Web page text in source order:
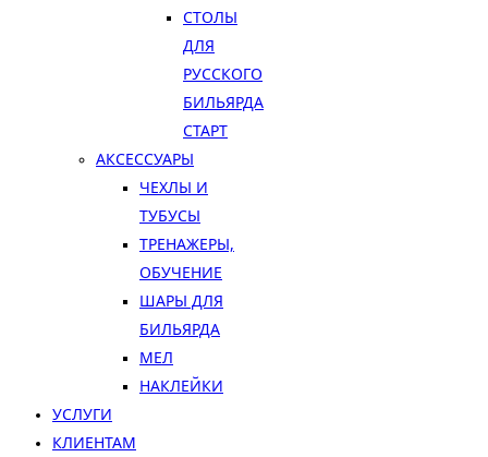
СТОЛЫ
ДЛЯ
РУССКОГО
БИЛЬЯРДА
СТАРТ
АКСЕССУАРЫ
ЧЕХЛЫ И
ТУБУСЫ
ТРЕНАЖЕРЫ,
ОБУЧЕНИЕ
ШАРЫ ДЛЯ
БИЛЬЯРДА
МЕЛ
НАКЛЕЙКИ
УСЛУГИ
КЛИЕНТАМ